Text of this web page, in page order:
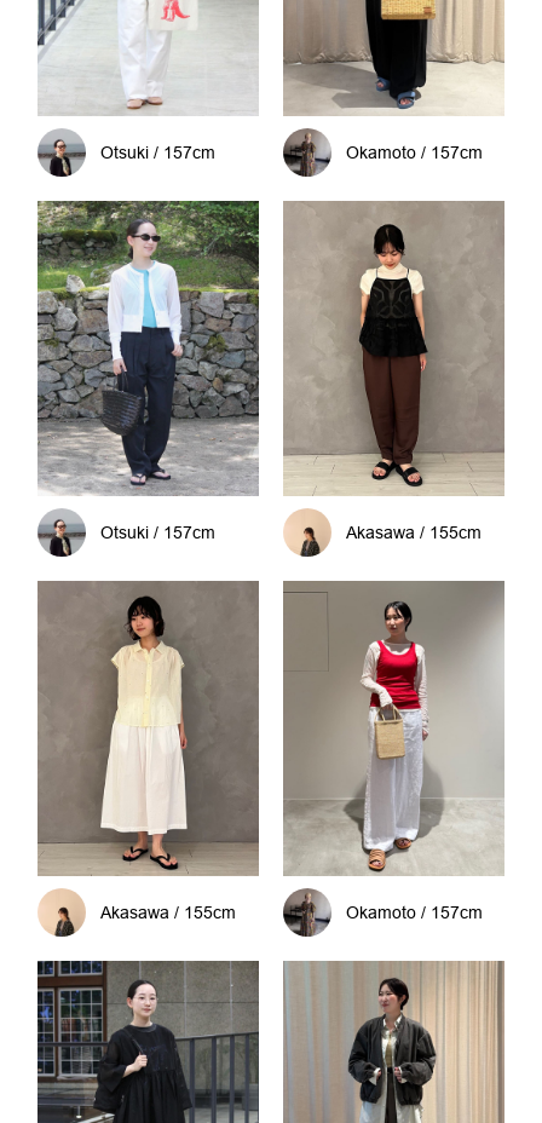
Otsuki / 157cm Okamoto / 157cm
Otsuki / 157cm Akasawa / 155cm
Akasawa / 155cm Okamoto / 157cm